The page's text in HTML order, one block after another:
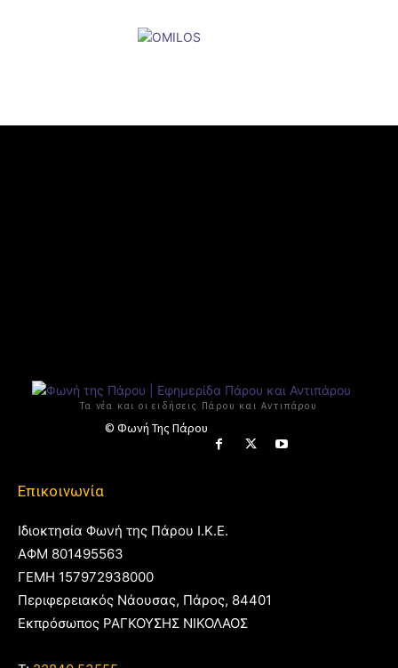
Τα νέα και οι ειδήσεις Πάρου και Αντιπάρου
© Φωνή Της Πάρου
Επικοινωνία
Ιδιοκτησία Φωνή της Πάρου Ι.Κ.Ε.
ΑΦΜ 801495563
ΓΕΜΗ 157972938000
Περιφερειακός Νάουσας, Πάρος, 84401
Εκπρόσωπος ΡΑΓΚΟΥΣΗΣ ΝΙΚΟΛΑΟΣ